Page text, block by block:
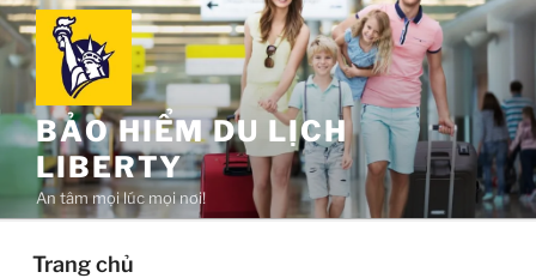
Chuyển
đến
phần
dungBẢO HIỂM DU LỊCH
LIBERTY
An tâm mọi lúc mọi nơi!
Trang chủ